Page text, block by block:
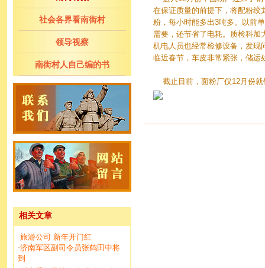
社会各界看南街村
领导视察
南街村人自己编的书
相关文章
·旅游公司 新年开门红
·济南军区副司令员张鹤田中将
到
在保证质量的前提下，将配粉绞
粉，每小时能多出3吨多。以前
需要，还节省了电耗。质检科
机电人员也经常检修设备，发现
临近春节，车皮非常紧张，储运
截止目前，面粉厂仅12月份就